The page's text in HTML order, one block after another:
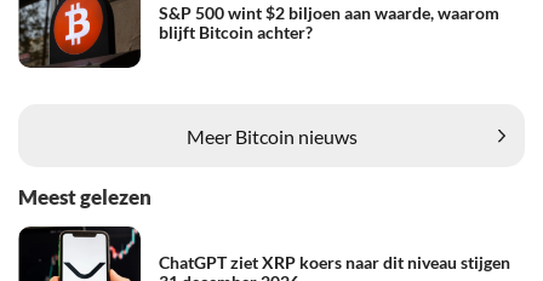
S&P 500 wint $2 biljoen aan waarde, waarom
blijft Bitcoin achter?
Meer Bitcoin nieuws
Meest gelezen
ChatGPT ziet XRP koers naar dit niveau stijgen